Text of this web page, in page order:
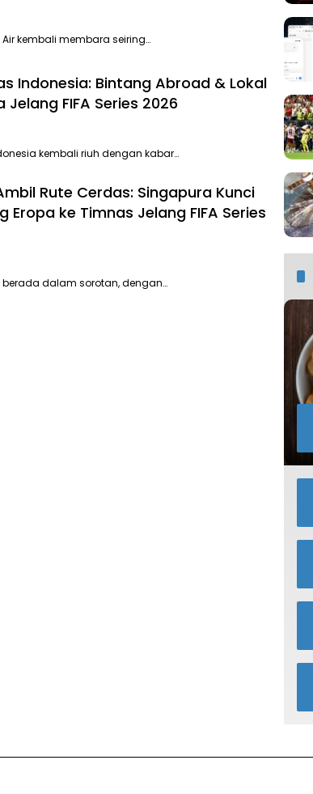
kembali membara seiring…
Indonesia: Bintang Abroad & Lokal
FIFA Series 2026
kembali riuh dengan kabar…
Rute Cerdas: Singapura Kunci
Eropa ke Timnas Jelang FIFA Series
berada dalam sorotan, dengan…